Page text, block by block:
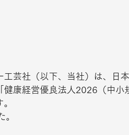
芸社（以下、当社）は、日
康経営優良法人2026（中小
。
。